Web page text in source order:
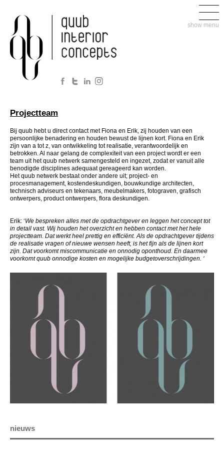
show menu
Projectteam
Bij quub hebt u direct contact met Fiona en Erik, zij houden van een
persoonlijke benadering en houden bewust de lijnen kort. Fiona en Erik
zijn van a tot z, van ontwikkeling tot realisatie, verantwoordelijk en
betrokken. Al naar gelang de complexiteit van een project wordt er een
team uit het quub netwerk samengesteld en ingezet, zodat er vanuit alle
benodigde disciplines adequaat gereageerd kan worden.
Het quub netwerk bestaat onder andere uit; project- en
procesmanagement, kostendeskundigen, bouwkundige architecten,
technisch adviseurs en tekenaars, meubelmakers, fotograven, grafisch
ontwerpers, product ontwerpers, flora deskundigen.
Erik: ‘We bespreken alles met de opdrachtgever en leggen het concept tot
in detail vast. Wij houden het overzicht en hebben contact met het hele
projectteam. Dat werkt heel prettig en efficiënt. Als de opdrachtgever tijdens
de realisatie vragen of nieuwe wensen heeft, is het fijn als de lijnen kort
zijn. Dat voorkomt miscommunicatie en onnodig oponthoud. En daarmee
voorkomt quub onnodige kosten en mogelijke budgetoverschrijdingen. ‘
nieuws